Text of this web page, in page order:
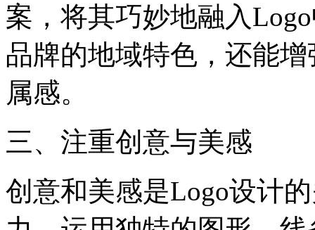
案，将其巧妙地融入
品牌的地域特色，还能
属感。
三、注重创意与美感
创意和美感是Logo设计